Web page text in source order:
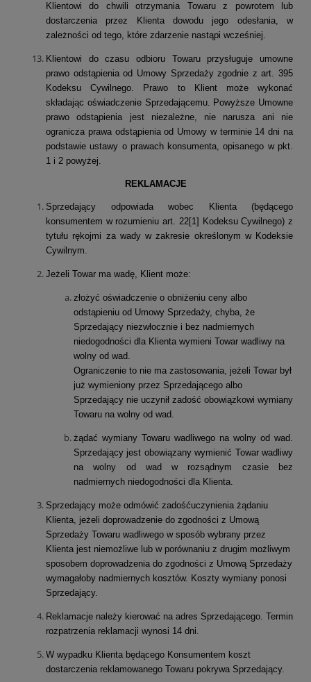
Klientowi do chwili otrzymania Towaru z powrotem lub
dostarczenia przez Klienta dowodu jego odesłania, w
zależności od tego, które zdarzenie nastąpi wcześniej.
Klientowi do czasu odbioru Towaru przysługuje umowne
prawo odstąpienia od Umowy Sprzedaży zgodnie z art. 395
Kodeksu Cywilnego. Prawo to Klient może wykonać
składając oświadczenie Sprzedającemu. Powyższe Umowne
prawo odstąpienia jest niezależne, nie narusza ani nie
ogranicza prawa odstąpienia od Umowy w terminie 14 dni na
podstawie ustawy o prawach konsumenta, opisanego w pkt.
1 i 2 powyżej.
REKLAMACJE
Sprzedający odpowiada wobec Klienta (będącego
konsumentem w rozumieniu art. 22[1] Kodeksu Cywilnego) z
tytułu rękojmi za wady w zakresie określonym w Kodeksie
Cywilnym.
Jeżeli Towar ma wadę, Klient może:
złożyć oświadczenie o obniżeniu ceny albo
odstąpieniu od Umowy Sprzedaży, chyba, że
Sprzedający niezwłocznie i bez nadmiernych
niedogodności dla Klienta wymieni Towar wadliwy na
wolny od wad.
Ograniczenie to nie ma zastosowania, jeżeli Towar był
już wymieniony przez Sprzedającego albo
Sprzedający nie uczynił zadość obowiązkowi wymiany
Towaru na wolny od wad.
żądać wymiany Towaru wadliwego na wolny od wad.
Sprzedający jest obowiązany wymienić Towar wadliwy
na wolny od wad w rozsądnym czasie bez
nadmiernych niedogodności dla Klienta.
Sprzedający może odmówić zadośćuczynienia żądaniu
Klienta, jeżeli doprowadzenie do zgodności z Umową
Sprzedaży Towaru wadliwego w sposób wybrany przez
Klienta jest niemożliwe lub w porównaniu z drugim możliwym
sposobem doprowadzenia do zgodności z Umową Sprzedaży
wymagałoby nadmiernych kosztów. Koszty wymiany ponosi
Sprzedający.
Reklamacje należy kierować na adres Sprzedającego. Termin
rozpatrzenia reklamacji wynosi 14 dni.
W wypadku Klienta będącego Konsumentem koszt
dostarczenia reklamowanego Towaru pokrywa Sprzedający.